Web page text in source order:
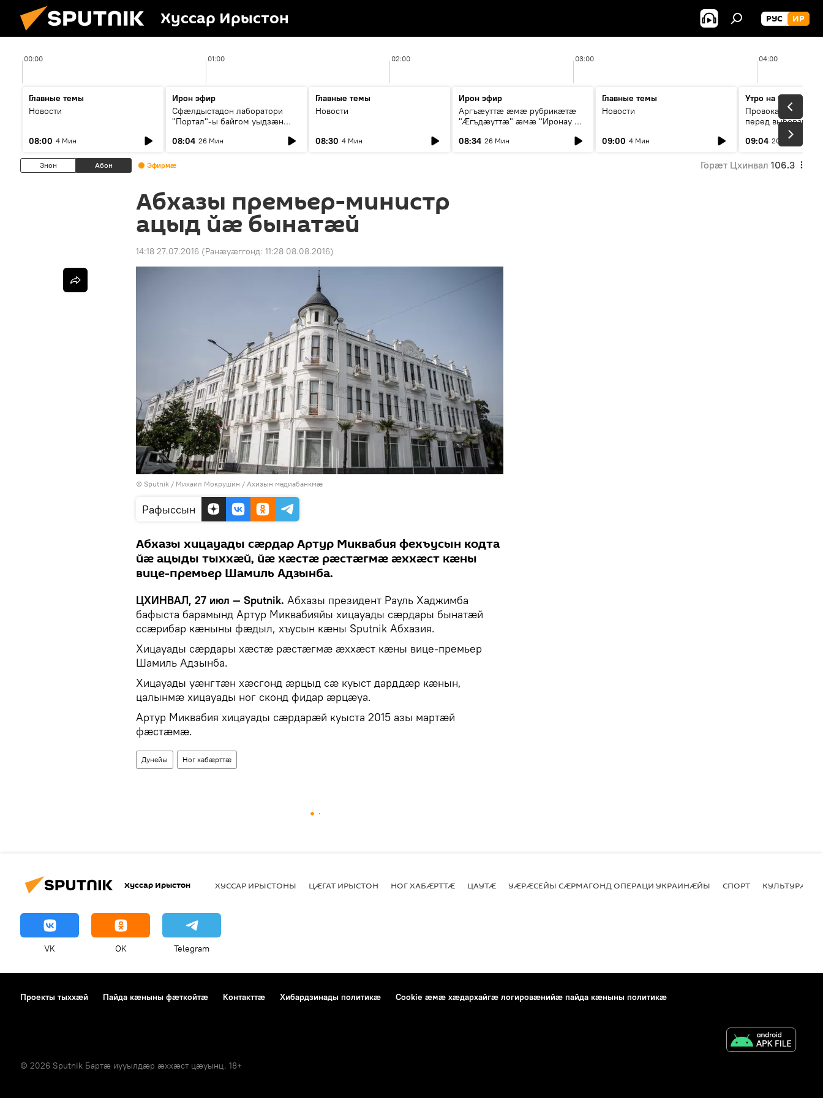
Хуссар Ирыстон РУС ИР
00:00 01:00 02:00 03:00 04:00
Главные темы
Новости
08:00 4 Мин
Ирон эфир
Сфæлдыстадон лаборатори
"Портал"-ы байгом уыдзæн
Æхсары куыстыты равдыст
08:04 26 Мин
Главные темы
Новости
08:30 4 Мин
Ирон эфир
Аргъæуттæ æмæ рубрикæтæ
"Æгъдæуттæ" æмæ "Иронау æй
08:34 26 Мин
Главные темы
Новости
09:00 4 Мин
Утро на Спутнике
Провокации со
перед выборами в
09:04 20 Мин
Знон Абон Эфирмæ Горӕт Цхинвал 106.3
Абхазы премьер-министр
ацыд йӕ бынатӕй
14:18 27.07.2016 (Ранӕуӕггонд: 11:28 08.08.2016)
© Sputnik / Михаил Мокрушин / Ахизын медиабанкмæ
Рафыссын
Абхазы хицауады сӕрдар Артур Миквабия фехъусын кодта
йӕ ацыды тыххӕй, йӕ хӕстӕ рӕстӕгмӕ ӕххӕст кӕны
вице-премьер Шамиль Адзынба.
ЦХИНВАЛ, 27 июл — Sputnik. Абхазы президент Рауль Хаджимба
бафыста барамынд Артур Миквабияйы хицауады сӕрдары бынатӕй
ссӕрибар кӕныны фӕдыл, хъусын кӕны Sputnik Абхазия.
Хицауады сӕрдары хӕстӕ рӕстӕгмӕ ӕххӕст кӕны вице-премьер
Шамиль Адзынба.
Хицауады уӕнгтӕн хӕсгонд ӕрцыд сӕ куыст дарддӕр кӕнын,
цалынмӕ хицауады ног сконд фидар ӕрцӕуа.
Артур Миквабия хицауады сӕрдарӕй куыста 2015 азы мартӕй
фӕстӕмӕ.
Дунейы Ног хабӕрттӕ
Хуссар Ирыстон ХУССАР ИРЫСТОНЫ ЦӔГАТ ИРЫСТОН НОГ ХАБӔРТТӔ ЦАУТӔ УӔРӔСЕЙЫ СӔРМАГОНД ОПЕРАЦИ УКРАИНӔЙЫ СПОРТ КУЛЬТУРӔ
VK OK Telegram
Проекты тыххӕй Пайда кӕныны фӕткойтӕ Контакттӕ Хибардзинады политикæ Cookie æмæ хæдархайгæ логировæнийæ пайда кæныны политикæ
© 2026 Sputnik Бартӕ иууылдӕр ӕххӕст цӕуынц. 18+